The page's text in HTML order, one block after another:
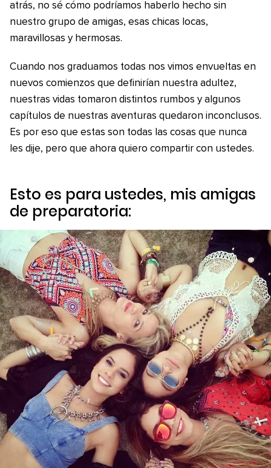
atrás, no sé cómo podríamos haberlo hecho sin
nuestro grupo de amigas, esas chicas locas,
maravillosas y hermosas.
Cuando nos graduamos todas nos vimos envueltas en
nuevos comienzos que definirían nuestra adultez,
nuestras vidas tomaron distintos rumbos y algunos
capítulos de nuestras aventuras quedaron inconclusos.
Es por eso que estas son todas las cosas que nunca
les dije, pero que ahora quiero compartir con ustedes.
Esto es para ustedes, mis amigas
de preparatoria: